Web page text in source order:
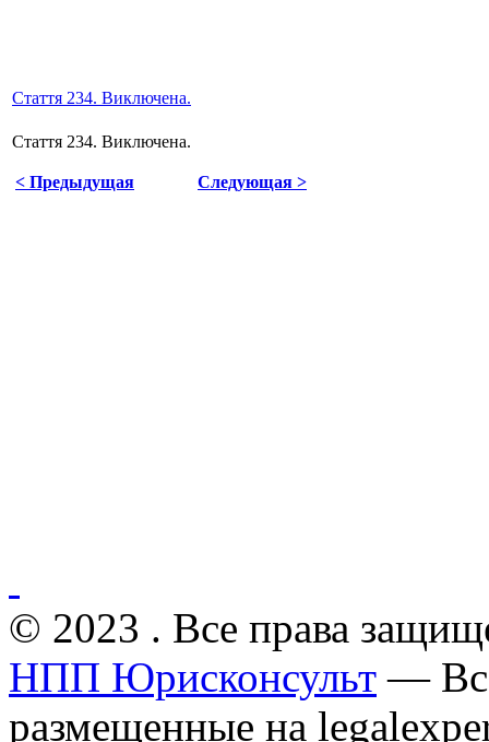
Стаття 234. Виключена.
Стаття 234. Виключена.
< Предыдущая Следующая >
© 2023 . Все права
НПП Юрисконсульт —
размещенные на